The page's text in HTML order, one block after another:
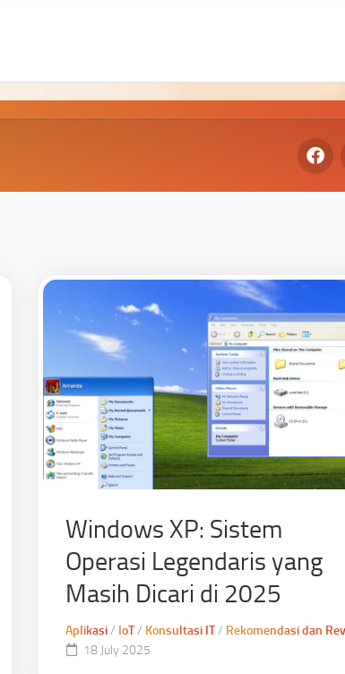
Windows XP: Sistem
Operasi Legendaris yang
Masih Dicari di 2025
Aplikasi/ IoT/ Konsultasi IT/ Rekomendasi dan
18 July 2025